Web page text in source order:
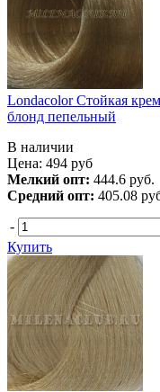
Londacolor Стойкая
блонд пепельный
В наличии
Цена: 494 руб
Мелкий опт: 444.6 руб.
Средний опт: 405.08
-
Купить